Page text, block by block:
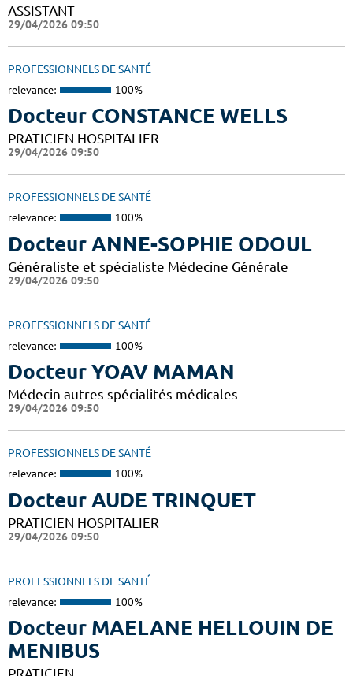
ASSISTANT
29/04/2026 09:50
PROFESSIONNELS DE SANTÉ
relevance: 100%
Docteur CONSTANCE WELLS
PRATICIEN HOSPITALIER
29/04/2026 09:50
PROFESSIONNELS DE SANTÉ
relevance: 100%
Docteur ANNE-SOPHIE ODOUL
Généraliste et spécialiste Médecine Générale
29/04/2026 09:50
PROFESSIONNELS DE SANTÉ
relevance: 100%
Docteur YOAV MAMAN
Médecin autres spécialités médicales
29/04/2026 09:50
PROFESSIONNELS DE SANTÉ
relevance: 100%
Docteur AUDE TRINQUET
PRATICIEN HOSPITALIER
29/04/2026 09:50
PROFESSIONNELS DE SANTÉ
relevance: 100%
Docteur MAELANE HELLOUIN DE
MENIBUS